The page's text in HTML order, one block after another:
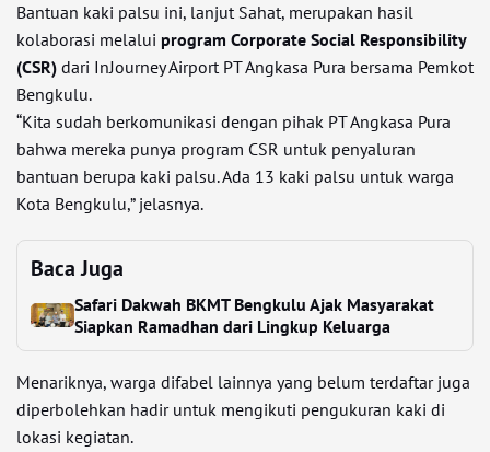
Bantuan kaki palsu ini, lanjut Sahat, merupakan hasil
kolaborasi melalui program Corporate Social Responsibility
(CSR) dari InJourney Airport PT Angkasa Pura bersama Pemkot
Bengkulu.
“Kita sudah berkomunikasi dengan pihak PT Angkasa Pura
bahwa mereka punya program CSR untuk penyaluran
bantuan berupa kaki palsu. Ada 13 kaki palsu untuk warga
Kota Bengkulu,” jelasnya.
Baca Juga
Safari Dakwah BKMT Bengkulu Ajak Masyarakat
Siapkan Ramadhan dari Lingkup Keluarga
Menariknya, warga difabel lainnya yang belum terdaftar juga
diperbolehkan hadir untuk mengikuti pengukuran kaki di
lokasi kegiatan.